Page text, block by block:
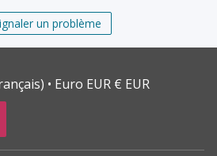
un problème
Euro EUR € EUR